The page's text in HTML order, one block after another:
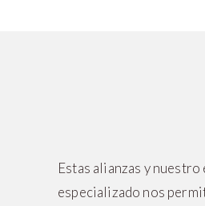
Estas alianzas y
especializado nos